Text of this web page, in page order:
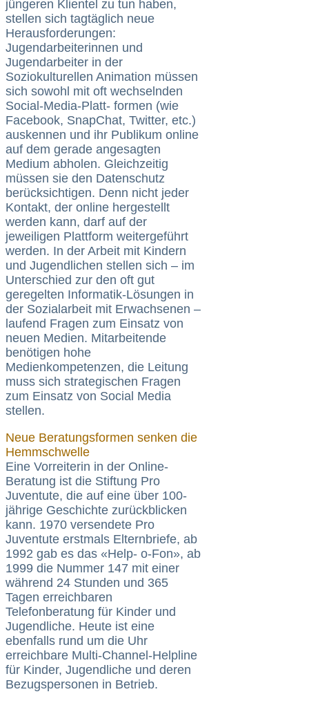
jüngeren Klientel zu tun haben,
stellen sich tagtäglich neue
Herausforderungen:
Jugendarbeiterinnen und
Jugendarbeiter in der
Soziokulturellen Animation müssen
sich sowohl mit oft wechselnden
Social-Media-Platt- formen (wie
Facebook, SnapChat, Twitter, etc.)
auskennen und ihr Publikum online
auf dem gerade angesagten
Medium abholen. Gleichzeitig
müssen sie den Datenschutz
berücksichtigen. Denn nicht jeder
Kontakt, der online hergestellt
werden kann, darf auf der
jeweiligen Plattform weitergeführt
werden. In der Arbeit mit Kindern
und Jugendlichen stellen sich – im
Unterschied zur den oft gut
geregelten Informatik-Lösungen in
der Sozialarbeit mit Erwachsenen –
laufend Fragen zum Einsatz von
neuen Medien. Mitarbeitende
benötigen hohe
Medienkompetenzen, die Leitung
muss sich strategischen Fragen
zum Einsatz von Social Media
stellen.
Neue Beratungsformen senken die
Hemmschwelle
Eine Vorreiterin in der Online-
Beratung ist die Stiftung Pro
Juventute, die auf eine über 100-
jährige Geschichte zurückblicken
kann. 1970 versendete Pro
Juventute erstmals Elternbriefe, ab
1992 gab es das «Help- o-Fon», ab
1999 die Nummer 147 mit einer
während 24 Stunden und 365
Tagen erreichbaren
Telefonberatung für Kinder und
Jugendliche. Heute ist eine
ebenfalls rund um die Uhr
erreichbare Multi-Channel-Helpline
für Kinder, Jugendliche und deren
Bezugspersonen in Betrieb.